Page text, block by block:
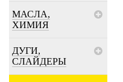
МАСЛА,
ХИМИЯ
ДУГИ,
СЛАЙДЕРЫ